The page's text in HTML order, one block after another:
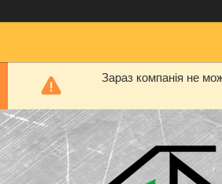
Зараз компанія не